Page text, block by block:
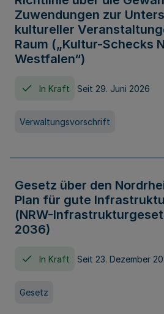
Zuwendungen zur
kultureller
Raum („Kultur-Schecks
Westfalen“)
In Kraft Seit 29. Juni 2026
Verwaltungsvorschrift
Gesetz über den
Plan für gute
(NRW-
2036)
In Kraft Seit 23. Dezember
Gesetz